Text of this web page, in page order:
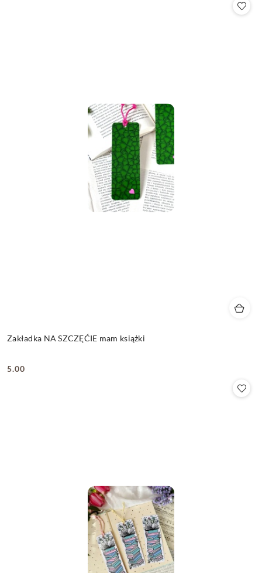
Zakładka NA SZCZĘĆIE mam książki
Cena:
5.00